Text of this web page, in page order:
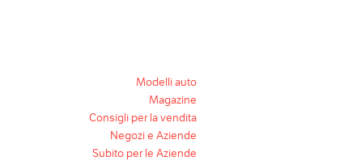
Modelli auto
Magazine
Consigli per la vendita
Negozi e Aziende
Subito per le Aziende